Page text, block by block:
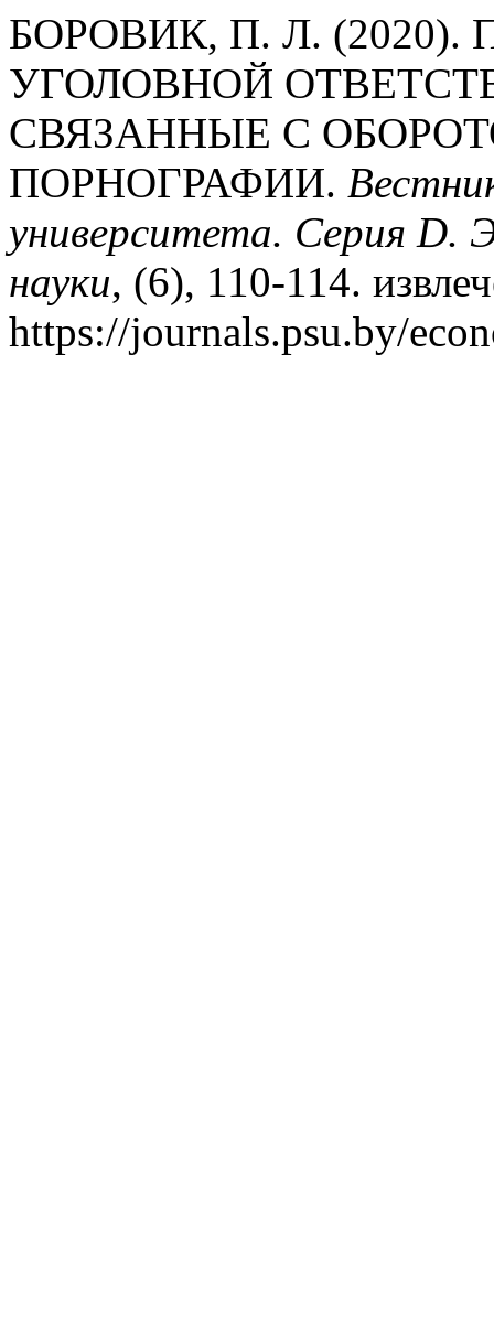
БОРОВИК, П. Л.
УГОЛОВНОЙ
СВЯЗАННЫЕ С
ПОРНОГРАФИИ.
университета. Серия D.
науки, (6), 110-114.
https://journals.psu.by/